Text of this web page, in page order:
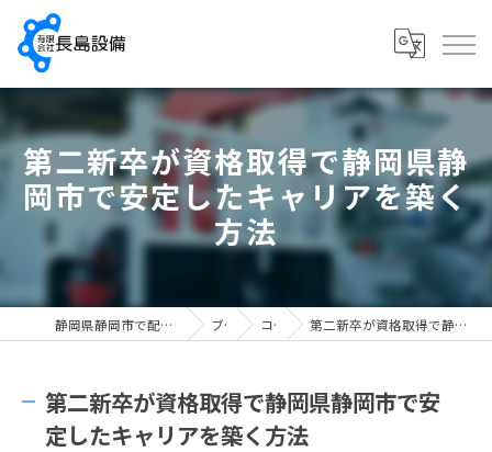
第二新卒が資格取得で静岡県静
岡市で安定したキャリアを築く
方法
静岡県静岡市で配管工の求人なら有限会社長島設備 ブログ コラム 第二新卒が資格取得で静岡県静岡市で安定したキャリアを築く方法
第二新卒が資格取得で静岡県静岡市で安
定したキャリアを築く方法